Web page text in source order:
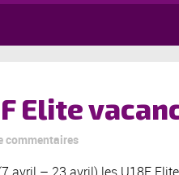
Elite
commentaires